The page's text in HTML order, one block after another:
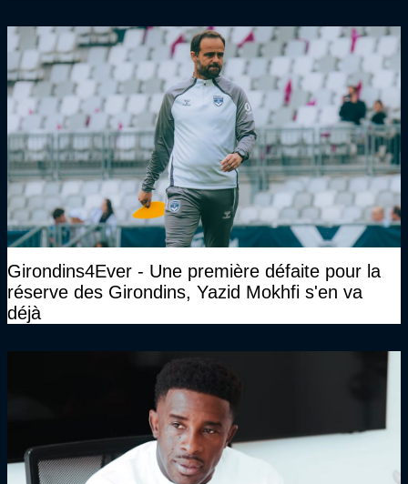
Girondins4Ever - Une première défaite pour la
réserve des Girondins, Yazid Mokhfi s'en va
déjà